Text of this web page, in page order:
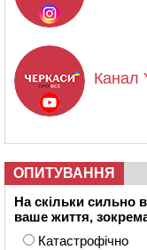
Канал
ОПИТУВАННЯ
На скільки сильно
ваше життя,
Катастрофічно